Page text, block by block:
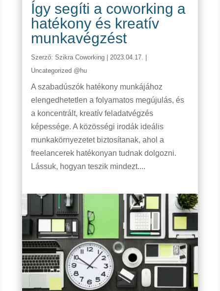
Így segíti a coworking a
hatékony és kreatív
munkavégzést
Szerző: Szikra Coworking| 2023.04.17.
Uncategorized @hu
A szabadúszók hatékony munkájához
elengedhetetlen a folyamatos megújulás, és
a koncentrált, kreatív feladatvégzés
képessége. A közösségi irodák ideális
munkakörnyezetet biztosítanak, ahol a
freelancerek hatékonyan tudnak dolgozni.
Lássuk, hogyan teszik mindezt....